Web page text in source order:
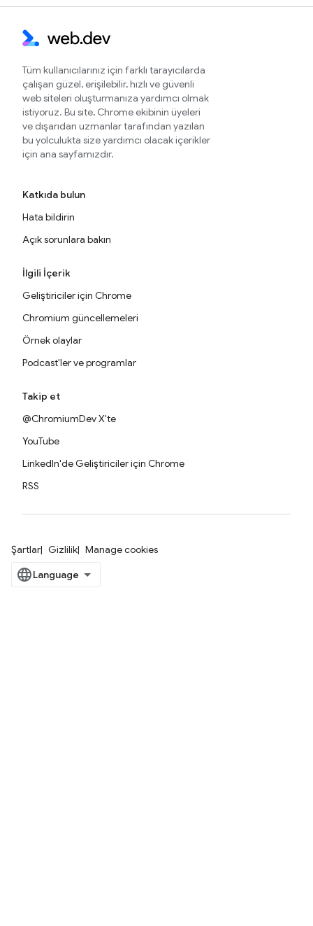
Tüm kullanıcılarınız için farklı tarayıcılarda
çalışan güzel, erişilebilir, hızlı ve güvenli
web siteleri oluşturmanıza yardımcı olmak
istiyoruz. Bu site, Chrome ekibinin üyeleri
ve dışarıdan uzmanlar tarafından yazılan
bu yolculukta size yardımcı olacak içerikler
için ana sayfamızdır.
Katkıda bulun
Hata bildirin
Açık sorunlara bakın
İlgili İçerik
Geliştiriciler için Chrome
Chromium güncellemeleri
Örnek olaylar
Podcast'ler ve programlar
Takip et
@ChromiumDev X'te
YouTube
LinkedIn'de Geliştiriciler için Chrome
RSS
Şartlar Gizlilik Manage cookies